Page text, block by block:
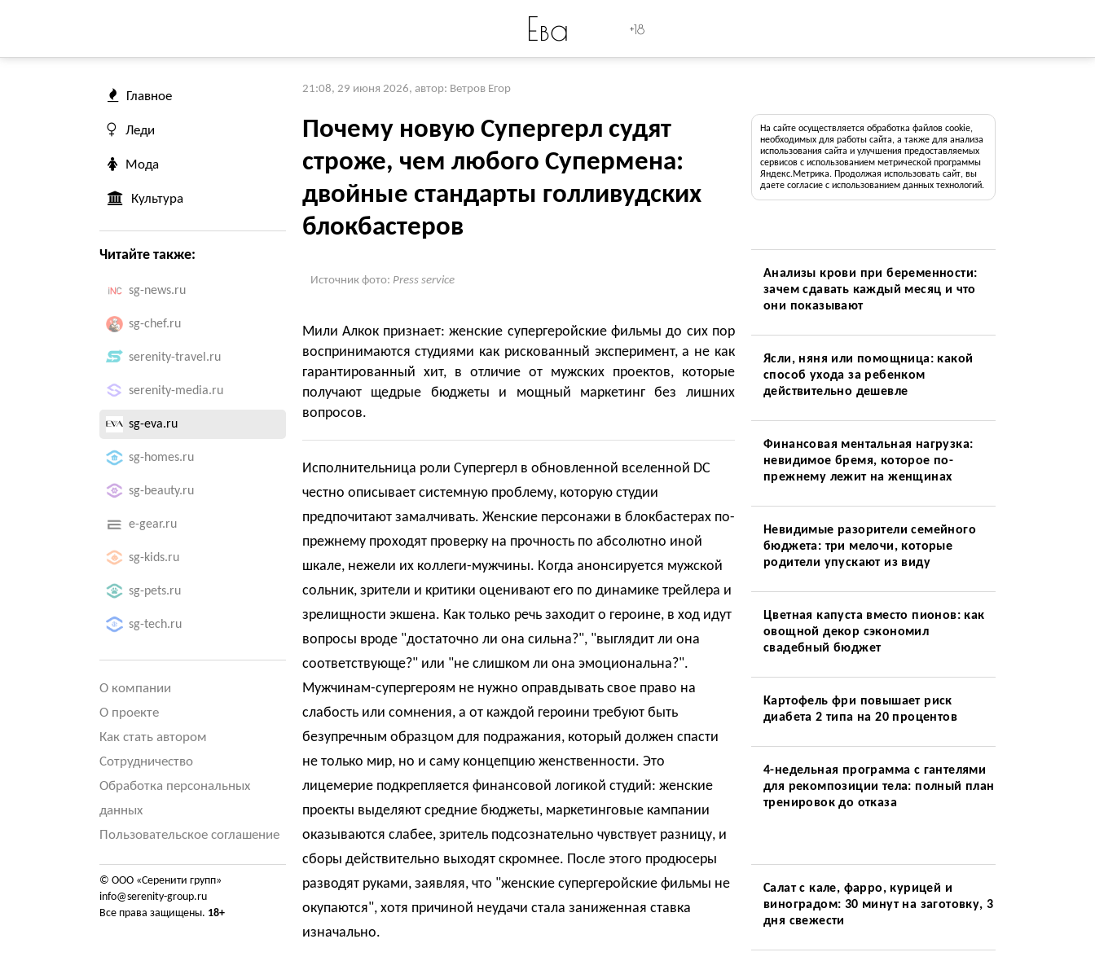
Ева +18
Главное
Леди
Мода
Культура
Читайте также:
sg-news.ru
sg-chef.ru
serenity-travel.ru
serenity-media.ru
sg-eva.ru
sg-homes.ru
sg-beauty.ru
e-gear.ru
sg-kids.ru
sg-pets.ru
sg-tech.ru
О компании
О проекте
Как стать автором
Сотрудничество
Обработка персональных
данных
Пользовательское соглашение
© ООО «Серенити групп»
info@serenity-group.ru
Все права защищены. 18+
21:08, 29 июня 2026, автор: Ветров Егор
Почему новую Супергерл судят
строже, чем любого Супермена:
двойные стандарты голливудских
блокбастеров
Источник фото: Press service
Мили Алкок признает: женские супергеройские фильмы до сих пор
воспринимаются студиями как рискованный эксперимент, а не как
гарантированный хит, в отличие от мужских проектов, которые
получают щедрые бюджеты и мощный маркетинг без лишних
вопросов.
Исполнительница роли Супергерл в обновленной вселенной DC
честно описывает системную проблему, которую студии
предпочитают замалчивать. Женские персонажи в блокбастерах по-
прежнему проходят проверку на прочность по абсолютно иной
шкале, нежели их коллеги-мужчины. Когда анонсируется мужской
сольник, зрители и критики оценивают его по динамике трейлера и
зрелищности экшена. Как только речь заходит о героине, в ход идут
вопросы вроде "достаточно ли она сильна?", "выглядит ли она
соответствующе?" или "не слишком ли она эмоциональна?".
Мужчинам-супергероям не нужно оправдывать свое право на
слабость или сомнения, а от каждой героини требуют быть
безупречным образцом для подражания, который должен спасти
не только мир, но и саму концепцию женственности. Это
лицемерие подкрепляется финансовой логикой студий: женские
проекты выделяют средние бюджеты, маркетинговые кампании
оказываются слабее, зритель подсознательно чувствует разницу, и
сборы действительно выходят скромнее. После этого продюсеры
разводят руками, заявляя, что "женские супергеройские фильмы не
окупаются", хотя причиной неудачи стала заниженная ставка
изначально.
На сайте осуществляется обработка файлов cookie,
необходимых для работы сайта, а также для анализа
использования сайта и улучшения предоставляемых
сервисов с использованием метрической программы
Яндекс.Метрика. Продолжая использовать сайт, вы
даете согласие с использованием данных технологий.
Анализы крови при беременности:
зачем сдавать каждый месяц и что
они показывают
Ясли, няня или помощница: какой
способ ухода за ребенком
действительно дешевле
Финансовая ментальная нагрузка:
невидимое бремя, которое по-
прежнему лежит на женщинах
Невидимые разорители семейного
бюджета: три мелочи, которые
родители упускают из виду
Цветная капуста вместо пионов: как
овощной декор сэкономил
свадебный бюджет
Картофель фри повышает риск
диабета 2 типа на 20 процентов
4-недельная программа с гантелями
для рекомпозиции тела: полный план
тренировок до отказа
Салат с кале, фарро, курицей и
виноградом: 30 минут на заготовку, 3
дня свежести